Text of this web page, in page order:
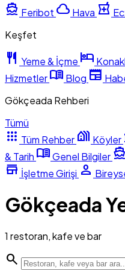
directions_boat Feribot cloud Hava local_pharmacy
Keşfet
restaurant Yeme & İçme hotel
Hizmetlermenu_book Blog newspaper
Gökçeada Rehberi
Tümü
apps Tüm Rehber holiday_village Köyler
& Tarih menu_bookGenel Bilgiler directions_boat
store İşletme Girişi person
Gökçeada
1 restoran, kafe ve bar
search